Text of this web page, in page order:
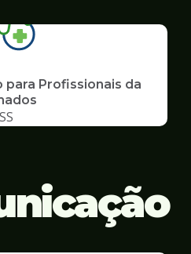
para Profissionais da